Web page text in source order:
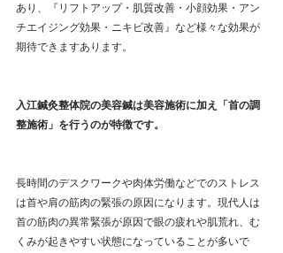
あり、『リフトアップ・肌質改善・小顔効果・アン
チエイジング効果・ニキビ改善』など様々な効果が
期待できますあります。
入江鍼灸整体院の美容鍼は美容施術に加え「首の調
整施術」を行うのが特徴です。
長時間のデスクワークや肉体労働などでのストレス
は首や肩の筋肉の緊張の原因になります。現代人は
首の筋肉の異常緊張が原因で眼の疲れや肌荒れ、む
くみが起きやすい状態になっていることが多いで